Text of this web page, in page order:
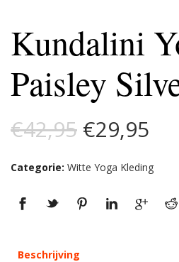
Kundalini
Paisley
€42,95
prijs
€42,95.
€29,95
Categorie: Witte Yoga Kleding
Beschrijving